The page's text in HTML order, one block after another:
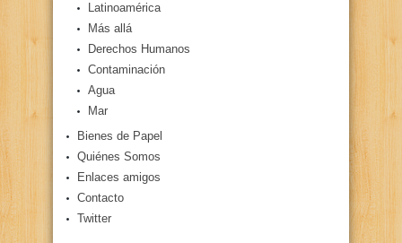
Latinoamérica
Más allá
Derechos Humanos
Contaminación
Agua
Mar
Bienes de Papel
Quiénes Somos
Enlaces amigos
Contacto
Twitter